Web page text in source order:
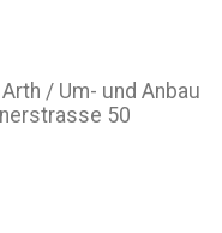
/ Um- und Anbau
50